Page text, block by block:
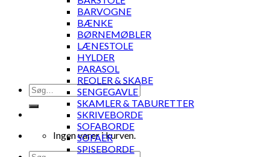
Søg
efter:
Ingen varer i kurven.
BARVOGNE
BÆNKE
BØRNEMØBLER
LÆNESTOLE
HYLDER
PARASOL
REOLER & SKABE
SENGEGAVLE
SKAMLER & TABURETTER
SKRIVEBORDE
SOFABORDE
SOFAER
SPISEBORDE